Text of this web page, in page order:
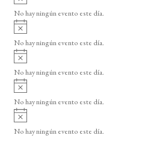
o
v
i
o
No hay ningún evento este día.
A
v
i
o
No hay ningún evento este día.
A
v
i
o
No hay ningún evento este día.
A
v
i
o
No hay ningún evento este día.
A
v
i
No hay ningún evento este día.